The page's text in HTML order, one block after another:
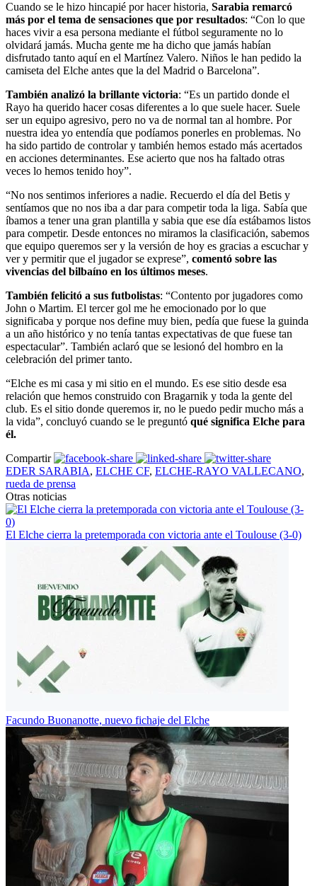
Cuando se le hizo hincapié por hacer historia, Sarabia remarcó
más por el tema de sensaciones que por resultados: “Con lo que
haces vivir a esa persona mediante el fútbol seguramente no lo
olvidará jamás. Mucha gente me ha dicho que jamás habían
disfrutado tanto aquí en el Martínez Valero. Niños le han pedido la
camiseta del Elche antes que la del Madrid o Barcelona”.
También analizó la brillante victoria: “Es un partido donde el
Rayo ha querido hacer cosas diferentes a lo que suele hacer. Suele
ser un equipo agresivo, pero no va de normal tan al hombre. Por
nuestra idea yo entendía que podíamos ponerles en problemas. No
ha sido partido de controlar y también hemos estado más acertados
en acciones determinantes. Ese acierto que nos ha faltado otras
veces lo hemos tenido hoy”.
“No nos sentimos inferiores a nadie. Recuerdo el día del Betis y
sentíamos que no nos iba a dar para competir toda la liga. Sabía que
íbamos a tener una gran plantilla y sabia que ese día estábamos listos
para competir. Desde entonces no miramos la clasificación, sabemos
que equipo queremos ser y la versión de hoy es gracias a escuchar y
ver y permitir que el jugador se exprese”, comentó sobre las
vivencias del bilbaíno en los últimos meses.
También felicitó a sus futbolistas: “Contento por jugadores como
John o Martim. El tercer gol me he emocionado por lo que
significaba y porque nos define muy bien, pedía que fuese la guinda
a un año histórico y no tenía tantas expectativas de que fuese tan
espectacular”. También aclaró que se lesionó del hombro en la
celebración del primer tanto.
“Elche es mi casa y mi sitio en el mundo. Es ese sitio desde esa
relación que hemos construido con Bragarnik y toda la gente del
club. Es el sitio donde queremos ir, no le puedo pedir mucho más a
la vida”, concluyó cuando se le preguntó qué significa Elche para
él.
Compartir
EDER SARABIA, ELCHE CF, ELCHE-RAYO VALLECANO,
rueda de prensa
Otras noticias
El Elche cierra la pretemporada con victoria ante el Toulouse (3-0)
Facundo Buonanotte, nuevo fichaje del Elche